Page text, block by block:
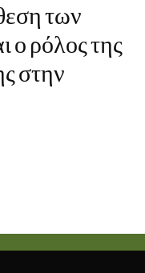
των
ο ρόλος της
στην